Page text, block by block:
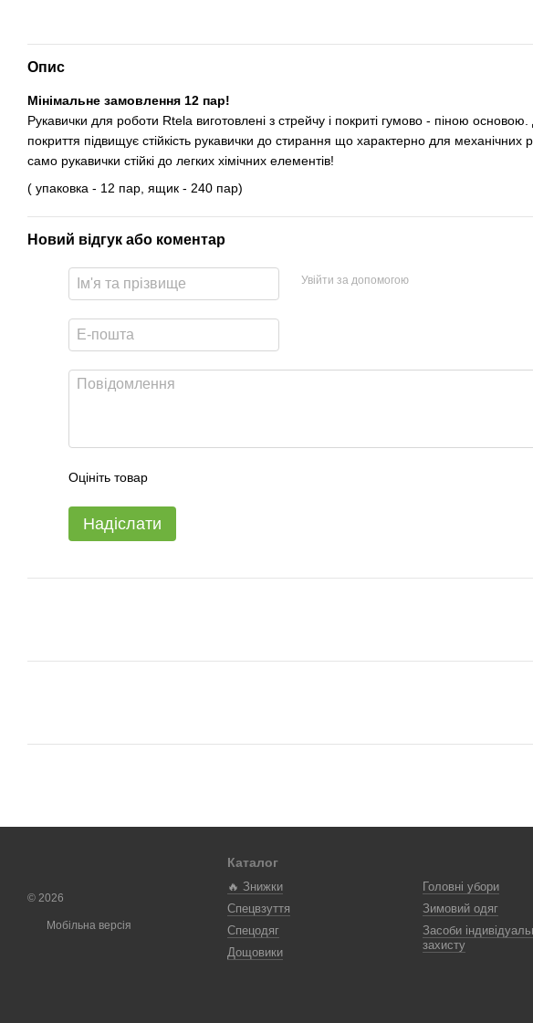
Опис
Мінімальне замовлення 12 пар!
Рукавички для роботи Rtela виготовлені з стрейчу і покриті гумово - піною
покриття підвищує стійкість рукавички до стирання що характерно для механічних
само рукавички стійкі до легких хімічних елементів!
( упаковка - 12 пар, ящик - 240 пар)
Новий відгук або коментар
Увійти за допомогою
Оцініть товар
Надіслати
© 2026
Мобільна версія
Каталог
🔥 Знижки
Спецвзуття
Спецодяг
Дощовики
Головні убори
Зимовий одяг
Засоби
захисту